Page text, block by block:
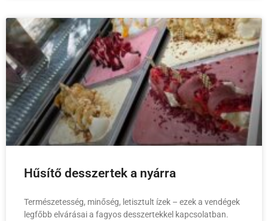
Hűsítő desszertek a nyárra
Természetesség, minőség, letisztult ízek – ezek a vendégek
legfőbb elvárásai a fagyos desszertekkel kapcsolatban.